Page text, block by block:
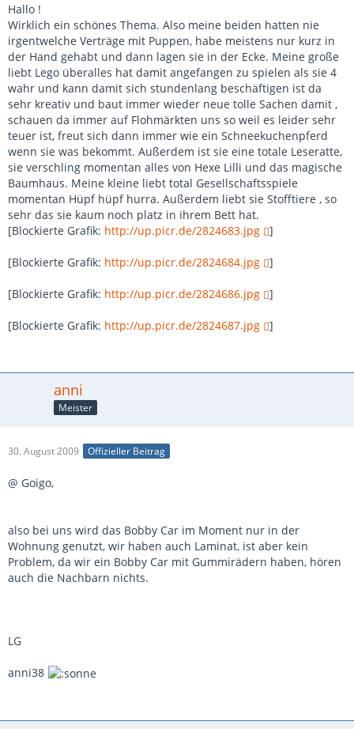
Hallo !
Wirklich ein schönes Thema. Also meine beiden hatten nie
irgentwelche Verträge mit Puppen, habe meistens nur kurz in
der Hand gehabt und dann lagen sie in der Ecke. Meine große
liebt Lego überalles hat damit angefangen zu spielen als sie 4
wahr und kann damit sich stundenlang beschäftigen ist da
sehr kreativ und baut immer wieder neue tolle Sachen damit ,
schauen da immer auf Flohmärkten uns so weil es leider sehr
teuer ist, freut sich dann immer wie ein Schneekuchenpferd
wenn sie was bekommt. Außerdem ist sie eine totale Leseratte,
sie verschling momentan alles von Hexe Lilli und das magische
Baumhaus. Meine kleine liebt total Gesellschaftsspiele
momentan Hüpf hüpf hurra. Außerdem liebt sie Stofftiere , so
sehr das sie kaum noch platz in ihrem Bett hat.
[Blockierte Grafik: http://up.picr.de/2824683.jpg ]
[Blockierte Grafik: http://up.picr.de/2824684.jpg ]
[Blockierte Grafik: http://up.picr.de/2824686.jpg ]
[Blockierte Grafik: http://up.picr.de/2824687.jpg ]
anni
Meister
30. August 2009 Offizieller Beitrag
@ Goigo,
also bei uns wird das Bobby Car im Moment nur in der
Wohnung genutzt, wir haben auch Laminat, ist aber kein
Problem, da wir ein Bobby Car mit Gummirädern haben, hören
auch die Nachbarn nichts.
LG
anni38